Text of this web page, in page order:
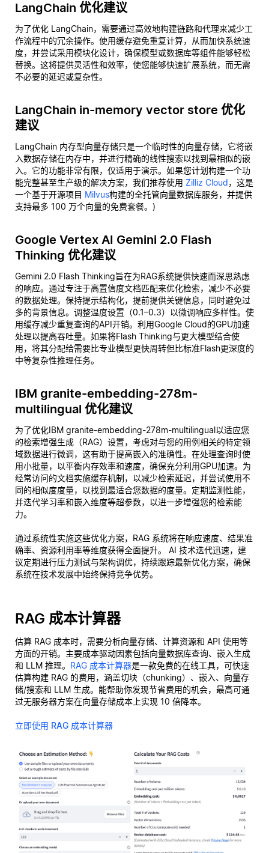
LangChain 优化建议
为了优化 LangChain，需要通过高效地构建链路和代理来减少工
作流程中的冗余操作。使用缓存避免重复计算，从而加快系统速
度，并尝试采用模块化设计，确保模型或数据库等组件能够轻松
替换。这将提供灵活性和效率，使您能够快速扩展系统，而无需
不必要的延迟或复杂性。
LangChain in-memory vector store 优化
建议
LangChain 内存型向量存储只是一个临时性的向量存储，它将嵌
入数据存储在内存中，并进行精确的线性搜索以找到最相似的嵌
入。它的功能非常有限，仅适用于演示。如果您计划构建一个功
能完整甚至生产级的解决方案，我们推荐使用 Zilliz Cloud，这是
一个基于开源项目 Milvus构建的全托管向量数据库服务，并提供
支持最多 100 万个向量的免费套餐。)
Google Vertex AI Gemini 2.0 Flash
Thinking 优化建议
Gemini 2.0 Flash Thinking旨在为RAG系统提供快速而深思熟虑
的响应。通过专注于高置信度文档匹配来优化检索，减少不必要
的数据处理。保持提示结构化，提前提供关键信息，同时避免过
多的背景信息。调整温度设置（0.1–0.3）以微调响应多样性。使
用缓存减少重复查询的API开销。利用Google Cloud的GPU加速
处理以提高吞吐量。如果将Flash Thinking与更大模型结合使
用，将其分配给需要比专业模型更快周转但比标准Flash更深度的
中等复杂性推理任务。
IBM granite-embedding-278m-
multilingual 优化建议
为了优化IBM granite-embedding-278m-multilingual以适应您
的检索增强生成（RAG）设置，考虑对与您的用例相关的特定领
域数据进行微调，这有助于提高嵌入的准确性。在处理查询时使
用小批量，以平衡内存效率和速度，确保充分利用GPU加速。为
经常访问的文档实施缓存机制，以减少检索延迟，并尝试使用不
同的相似度度量，以找到最适合您数据的度量。定期监测性能，
并迭代学习率和嵌入维度等超参数，以进一步增强您的检索能
力。
通过系统性实施这些优化方案，RAG 系统将在响应速度、结果准
确率、资源利用率等维度获得全面提升。 AI 技术迭代迅速，建
议定期进行压力测试与架构调优，持续跟踪最新优化方案，确保
系统在技术发展中始终保持竞争优势。
RAG 成本计算器
估算 RAG 成本时，需要分析向量存储、计算资源和 API 使用等
方面的开销。主要成本驱动因素包括向量数据库查询、嵌入生成
和 LLM 推理。 RAG 成本计算器是一款免费的在线工具，可快速
估算构建 RAG 的费用，涵盖切块（chunking）、嵌入、向量存
储/搜索和 LLM 生成。能帮助你发现节省费用的机会，最高可通
过无服务器方案在向量存储成本上实现 10 倍降本。
立即使用 RAG 成本计算器